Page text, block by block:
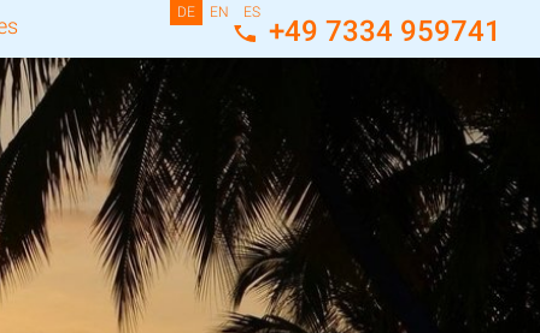
+49 7334 959741
DE EN ES